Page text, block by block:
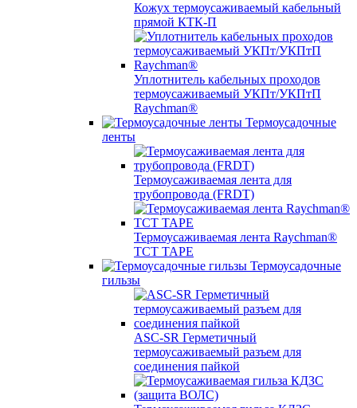
Кожух термоусаживаемый кабельный
прямой КТК-П
Уплотнитель кабельных проходов
термоусаживаемый УКПт/УКПтП
Raychman®
Термоусадочные
ленты
Термоусаживаемая лента для
трубопровода (FRDT)
Термоусаживаемая лента Raychman®
TCT TAPE
Термоусадочные
гильзы
ASC‐SR Герметичный
термоусаживаемый разъем для
соединения пайкой